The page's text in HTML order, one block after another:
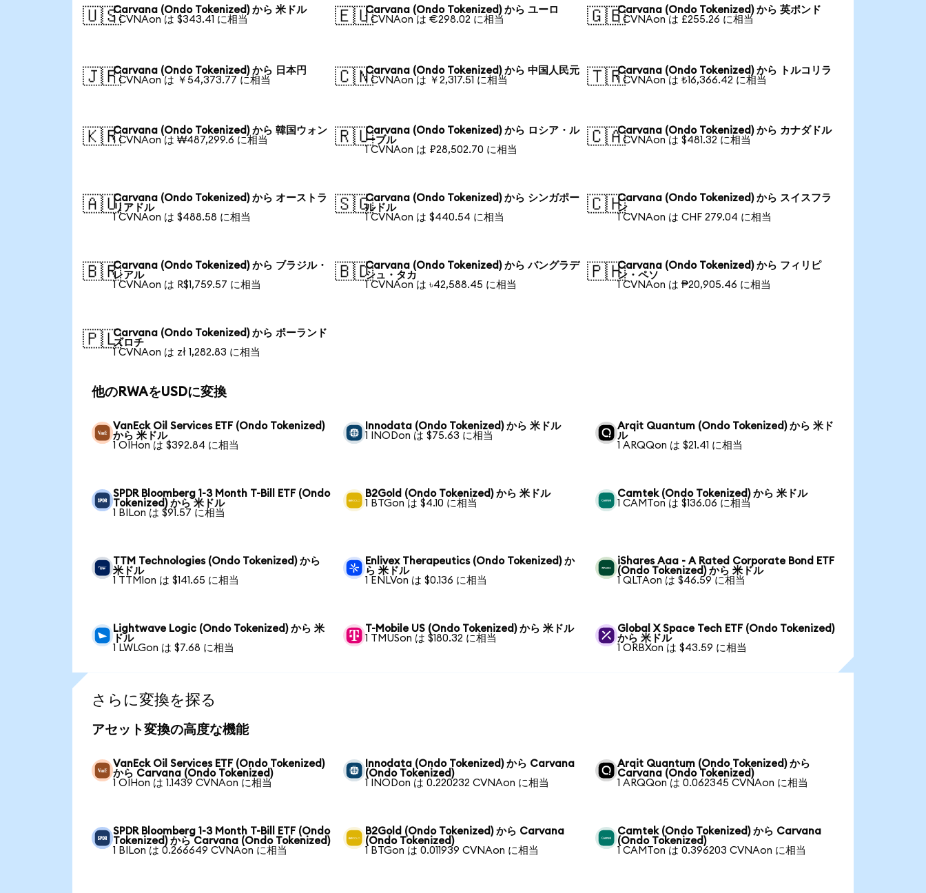
🇺🇸Carvana (Ondo Tokenized) から 米ドル
1 CVNAon は $343.41 に相当
🇪🇺Carvana (Ondo Tokenized) から ユーロ
1 CVNAon は €298.02 に相当
🇬🇧Carvana (Ondo Tokenized) から 英ポンド
1 CVNAon は £255.26 に相当
🇯🇵Carvana (Ondo Tokenized) から 日本円
1 CVNAon は ￥54,373.77 に相当
🇨🇳Carvana (Ondo Tokenized) から 中国人民元
1 CVNAon は ￥2,317.51 に相当
🇹🇷Carvana (Ondo Tokenized) から トルコリラ
1 CVNAon は ₺16,366.42 に相当
🇰🇷Carvana (Ondo Tokenized) から 韓国ウォン
1 CVNAon は ₩487,299.6 に相当
🇷🇺Carvana (Ondo Tokenized) から ロシア・ル
ーブル
1 CVNAon は ₽28,502.70 に相当
🇨🇦Carvana (Ondo Tokenized) から カナダドル
1 CVNAon は $481.32 に相当
🇦🇺Carvana (Ondo Tokenized) から オーストラ
リアドル
1 CVNAon は $488.58 に相当
🇸🇬Carvana (Ondo Tokenized) から シンガポー
ルドル
1 CVNAon は $440.54 に相当
🇨🇭Carvana (Ondo Tokenized) から スイスフラ
ン
1 CVNAon は CHF 279.04 に相当
🇧🇷Carvana (Ondo Tokenized) から ブラジル・
レアル
1 CVNAon は R$1,759.57 に相当
🇧🇩Carvana (Ondo Tokenized) から バングラデ
シュ・タカ
1 CVNAon は ৳42,588.45 に相当
🇵🇭Carvana (Ondo Tokenized) から フィリピ
ン・ペソ
1 CVNAon は ₱20,905.46 に相当
🇵🇱Carvana (Ondo Tokenized) から ポーランド
ズロチ
1 CVNAon は zł 1,282.83 に相当
他のRWAをUSDに変換
VanEck Oil Services ETF (Ondo Tokenized)
から 米ドル
1 OIHon は $392.84 に相当
Innodata (Ondo Tokenized) から 米ドル
1 INODon は $75.63 に相当
Arqit Quantum (Ondo Tokenized) から 米ド
ル
1 ARQQon は $21.41 に相当
SPDR Bloomberg 1-3 Month T-Bill ETF (Ondo
Tokenized) から 米ドル
1 BILon は $91.57 に相当
B2Gold (Ondo Tokenized) から 米ドル
1 BTGon は $4.10 に相当
Camtek (Ondo Tokenized) から 米ドル
1 CAMTon は $136.06 に相当
TTM Technologies (Ondo Tokenized) から
米ドル
1 TTMIon は $141.65 に相当
Enlivex Therapeutics (Ondo Tokenized) か
ら 米ドル
1 ENLVon は $0.136 に相当
iShares Aaa - A Rated Corporate Bond ETF
(Ondo Tokenized) から 米ドル
1 QLTAon は $46.59 に相当
Lightwave Logic (Ondo Tokenized) から 米
ドル
1 LWLGon は $7.68 に相当
T-Mobile US (Ondo Tokenized) から 米ドル
1 TMUSon は $180.32 に相当
Global X Space Tech ETF (Ondo Tokenized)
から 米ドル
1 ORBXon は $43.59 に相当
さらに変換を探る
アセット変換の高度な機能
VanEck Oil Services ETF (Ondo Tokenized)
から Carvana (Ondo Tokenized)
1 OIHon は 1.1439 CVNAon に相当
Innodata (Ondo Tokenized) から Carvana
(Ondo Tokenized)
1 INODon は 0.220232 CVNAon に相当
Arqit Quantum (Ondo Tokenized) から
Carvana (Ondo Tokenized)
1 ARQQon は 0.062345 CVNAon に相当
SPDR Bloomberg 1-3 Month T-Bill ETF (Ondo
Tokenized) から Carvana (Ondo Tokenized)
1 BILon は 0.266649 CVNAon に相当
B2Gold (Ondo Tokenized) から Carvana
(Ondo Tokenized)
1 BTGon は 0.011939 CVNAon に相当
Camtek (Ondo Tokenized) から Carvana
(Ondo Tokenized)
1 CAMTon は 0.396203 CVNAon に相当